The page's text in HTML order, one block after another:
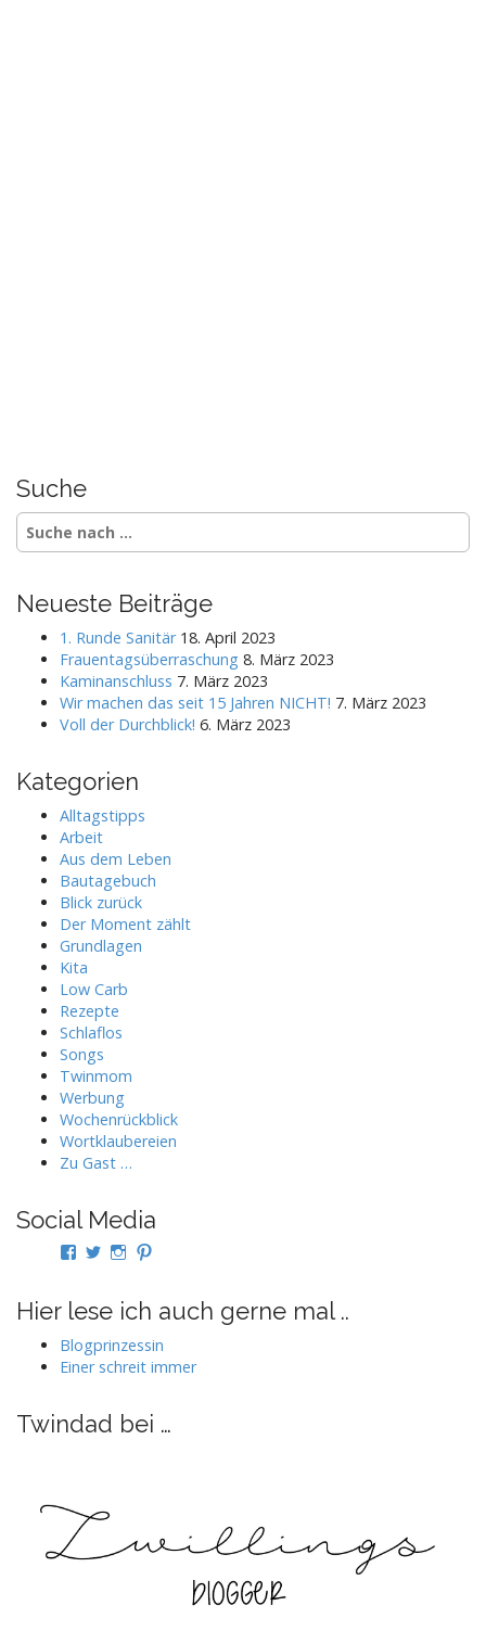
Suche
S
e
c
Neueste Beiträge
1. Runde Sanitär 18. April 2023
Frauentagsüberraschung 8. März 2023
Kaminanschluss 7. März 2023
Wir machen das seit 15 Jahren NICHT! 7. März 2023
Voll der Durchblick! 6. März 2023
Kategorien
Alltagstipps
Arbeit
Aus dem Leben
Bautagebuch
Blick zurück
Der Moment zählt
Grundlagen
Kita
Low Carb
Rezepte
Schlaflos
Songs
Twinmom
Werbung
Wochenrückblick
Wortklaubereien
Zu Gast …
Social Media
Profil
auf
Facebook
anzeigen
Profil
auf
Twitter
anzeigen
Profil
auf
Instagram
anzeigen
Profil
auf
Pinterest
anzeigen
Hier lese ich auch gerne mal ..
Blogprinzessin
Einer schreit immer
Twindad bei …